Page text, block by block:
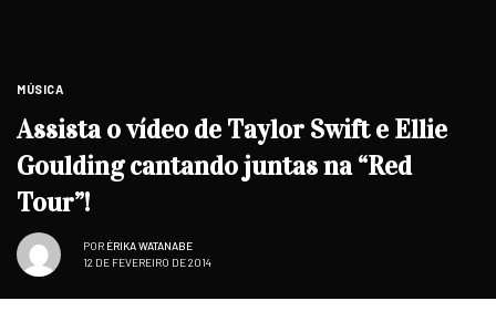
MÚSICA
Assista o vídeo de Taylor Swift e Ellie
Goulding cantando juntas na “Red
Tour”!
POR ÉRIKA WATANABE
12 DE FEVEREIRO DE 2014